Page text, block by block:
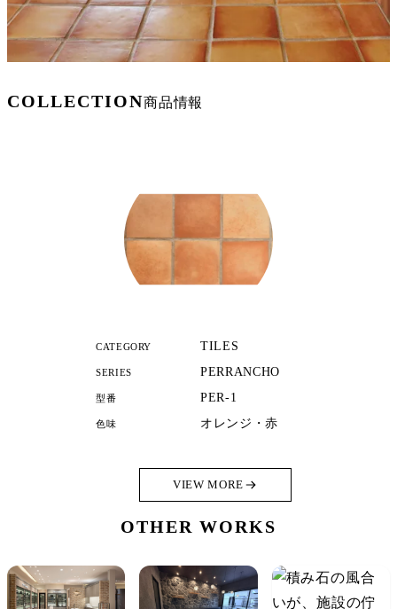
COLLECTION商品情報
CATEGORY TILES
SERIES PERRANCHO
型番 PER-1
色味 オレンジ・赤
VIEW MORE
OTHER WORKS